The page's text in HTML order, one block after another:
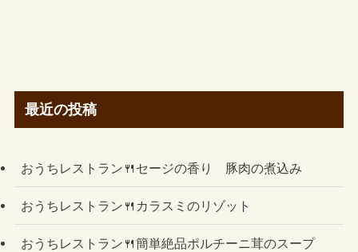
最近の投稿
おうちレストラン🍴セージの香り 豚肉の煮込み
おうちレストラン🍴カラスミのリゾット
おうちレストラン🍴簡単絶品ポルチーニ茸のスープ